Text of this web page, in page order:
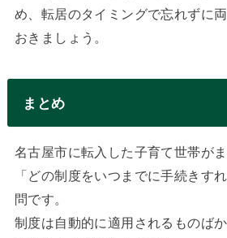
め、転居のタイミングで忘れずに
おきましょう。
まとめ
名古屋市に転入した子育て世帯が
「どの制度をいつまでに手続きす
問です。
制度は自動的に適用されるものば